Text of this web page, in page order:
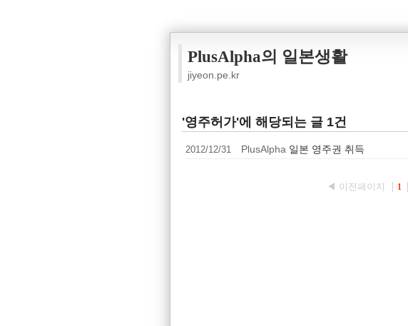
PlusAlpha의 일본생활
jiyeon.pe.kr
'영주허가'에 해당되는 글 1건
2012/12/31 PlusAlpha 일본 영주권 취득
◀ 이전페이지 1